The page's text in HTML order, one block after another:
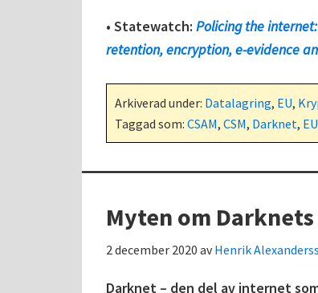
• Statewatch: Policing the
retention, encryption, e-evidence
Arkiverad under: Datalagring, EU,
Taggad som: CSAM, CSM, Darknet,
Myten om
2 december 2020 avHenrik
Darknet – den del av internet